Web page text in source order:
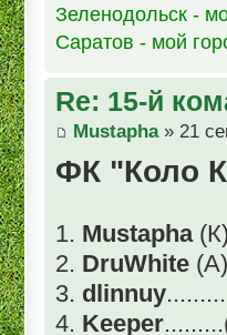
Зеленодольск -
Саратов - мой
Re: 15-й
Mustapha» 21
ФК "Коло
1. Mustapha
2. DruWhite
3. dlinnuy
4. Keeper